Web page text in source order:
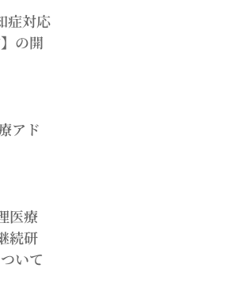
症対応
の開
アド
医療
続研
いて